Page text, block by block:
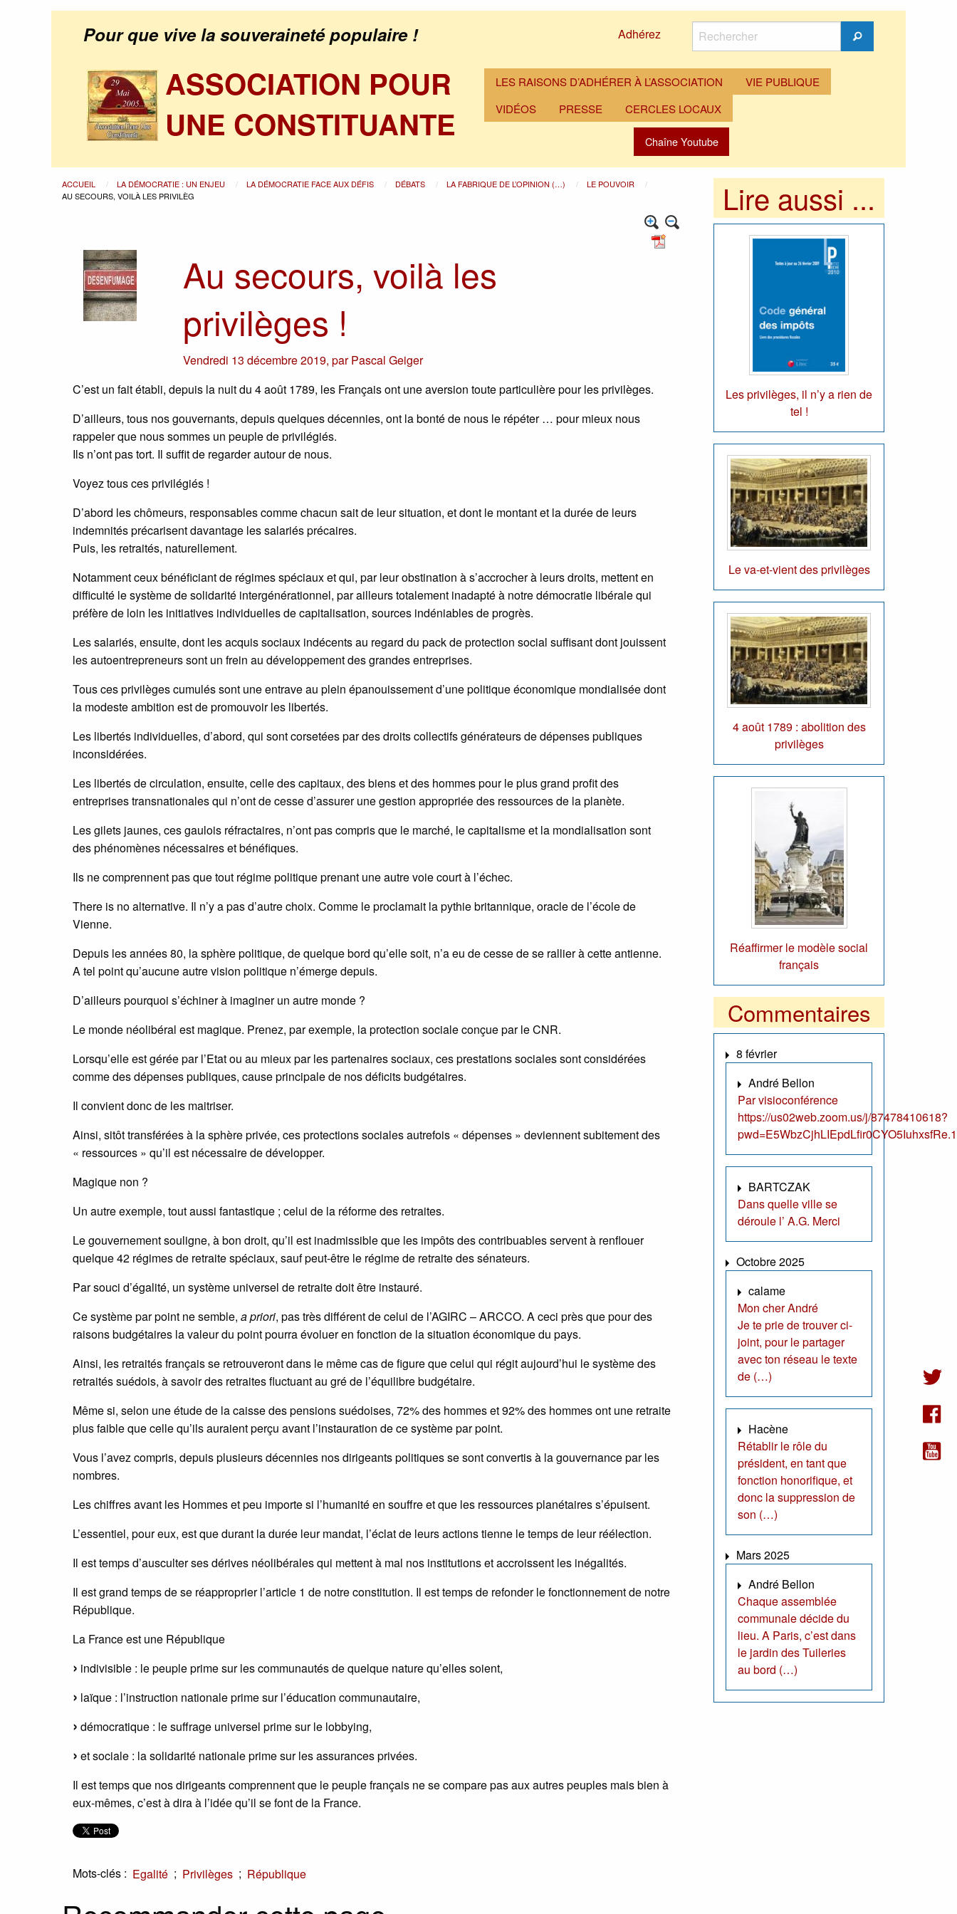
Pour que vive la souveraineté populaire ! Adhérez
Rechercher
Rechercher
ASSOCIATION POUR
UNE CONSTITUANTE
LES RAISONS D’ADHÉRER À L’ASSOCIATION
VIE PUBLIQUE
VIDÉOS
PRESSE CERCLES LOCAUX
Chaîne Youtube
ACCUEIL LA DÉMOCRATIE : UN ENJEU LA DÉMOCRATIE FACE AUX DÉFIS DÉBATS LA FABRIQUE DE L’OPINION (…)
LE POUVOIR
AU SECOURS, VOILÀ LES PRIVILÈG
Au secours, voilà les
privilèges !
Vendredi 13 décembre 2019,parPascal Geiger
C’est un fait établi, depuis la nuit du 4 août 1789, les Français ont une aversion toute particulière pour les privilèges.
D’ailleurs, tous nos gouvernants, depuis quelques décennies, ont la bonté de nous le répéter … pour mieux nous
rappeler que nous sommes un peuple de privilégiés.
Ils n’ont pas tort. Il suffit de regarder autour de nous.
Voyez tous ces privilégiés !
D’abord les chômeurs, responsables comme chacun sait de leur situation, et dont le montant et la durée de leurs
indemnités précarisent davantage les salariés précaires.
Puis, les retraités, naturellement.
Notamment ceux bénéficiant de régimes spéciaux et qui, par leur obstination à s’accrocher à leurs droits, mettent en
difficulté le système de solidarité intergénérationnel, par ailleurs totalement inadapté à notre démocratie libérale qui
préfère de loin les initiatives individuelles de capitalisation, sources indéniables de progrès.
Les salariés, ensuite, dont les acquis sociaux indécents au regard du pack de protection social suffisant dont jouissent
les autoentrepreneurs sont un frein au développement des grandes entreprises.
Tous ces privilèges cumulés sont une entrave au plein épanouissement d’une politique économique mondialisée dont
la modeste ambition est de promouvoir les libertés.
Les libertés individuelles, d’abord, qui sont corsetées par des droits collectifs générateurs de dépenses publiques
inconsidérées.
Les libertés de circulation, ensuite, celle des capitaux, des biens et des hommes pour le plus grand profit des
entreprises transnationales qui n’ont de cesse d’assurer une gestion appropriée des ressources de la planète.
Les gilets jaunes, ces gaulois réfractaires, n’ont pas compris que le marché, le capitalisme et la mondialisation sont
des phénomènes nécessaires et bénéfiques.
Ils ne comprennent pas que tout régime politique prenant une autre voie court à l’échec.
There is no alternative. Il n’y a pas d’autre choix. Comme le proclamait la pythie britannique, oracle de l’école de
Vienne.
Depuis les années 80, la sphère politique, de quelque bord qu’elle soit, n’a eu de cesse de se rallier à cette antienne.
A tel point qu’aucune autre vision politique n’émerge depuis.
D’ailleurs pourquoi s’échiner à imaginer un autre monde ?
Le monde néolibéral est magique. Prenez, par exemple, la protection sociale conçue par le CNR.
Lorsqu’elle est gérée par l’Etat ou au mieux par les partenaires sociaux, ces prestations sociales sont considérées
comme des dépenses publiques, cause principale de nos déficits budgétaires.
Il convient donc de les maitriser.
Ainsi, sitôt transférées à la sphère privée, ces protections sociales autrefois « dépenses » deviennent subitement des
« ressources » qu’il est nécessaire de développer.
Magique non ?
Un autre exemple, tout aussi fantastique ; celui de la réforme des retraites.
Le gouvernement souligne, à bon droit, qu’il est inadmissible que les impôts des contribuables servent à renflouer
quelque 42 régimes de retraite spéciaux, sauf peut-être le régime de retraite des sénateurs.
Par souci d’égalité, un système universel de retraite doit être instauré.
Ce système par point ne semble, a priori, pas très différent de celui de l’AGIRC – ARCCO. A ceci près que pour des
raisons budgétaires la valeur du point pourra évoluer en fonction de la situation économique du pays.
Ainsi, les retraités français se retrouveront dans le même cas de figure que celui qui régit aujourd’hui le système des
retraités suédois, à savoir des retraites fluctuant au gré de l’équilibre budgétaire.
Même si, selon une étude de la caisse des pensions suédoises, 72% des hommes et 92% des hommes ont une retraite
plus faible que celle qu’ils auraient perçu avant l’instauration de ce système par point.
Vous l’avez compris, depuis plusieurs décennies nos dirigeants politiques se sont convertis à la gouvernance par les
nombres.
Les chiffres avant les Hommes et peu importe si l’humanité en souffre et que les ressources planétaires s’épuisent.
L’essentiel, pour eux, est que durant la durée leur mandat, l’éclat de leurs actions tienne le temps de leur réélection.
Il est temps d’ausculter ses dérives néolibérales qui mettent à mal nos institutions et accroissent les inégalités.
Il est grand temps de se réapproprier l’article 1 de notre constitution. Il est temps de refonder le fonctionnement de notre
République.
La France est une République
indivisible : le peuple prime sur les communautés de quelque nature qu’elles soient,
laïque : l’instruction nationale prime sur l’éducation communautaire,
démocratique : le suffrage universel prime sur le lobbying,
et sociale : la solidarité nationale prime sur les assurances privées.
Il est temps que nos dirigeants comprennent que le peuple français ne se compare pas aux autres peuples mais bien à
eux-mêmes, c’est à dira à l’idée qu’il se font de la France.
Mots-clés : Egalité ; Privilèges ; République
Lire aussi ...
Les privilèges, il n’y a rien de
tel !
Le va-et-vient des privilèges
4 août 1789 : abolition des
privilèges
Réaffirmer le modèle social
français
Commentaires
8 février
André Bellon
Par visioconférence
https://us02web.zoom.us/j/87478410618?
BARTCZAK
Dans quelle ville se
déroule l’ A.G. Merci
Octobre 2025
calame
Mon cher André
Je te prie de trouver ci-
joint, pour le partager
avec ton réseau le texte
de (…)
Hacène
Rétablir le rôle du
président, en tant que
fonction honorifique, et
donc la suppression de
son (…)
Mars 2025
André Bellon
Chaque assemblée
communale décide du
lieu. A Paris, c’est dans
le jardin des Tuileries
au bord (…)